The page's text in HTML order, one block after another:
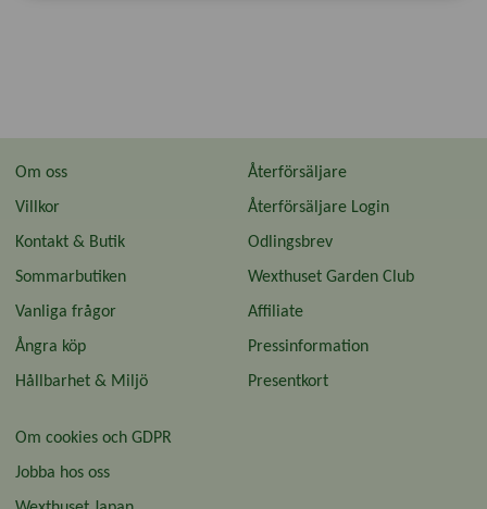
Om oss
Villkor
Kontakt & Butik
Sommarbutiken
Vanliga frågor
Ångra köp
Hållbarhet & Miljö
Återförsäljare
Återförsäljare Login
Odlingsbrev
Wexthuset Garden Club
Affiliate
Pressinformation
Presentkort
Om cookies och GDPR
Jobba hos oss